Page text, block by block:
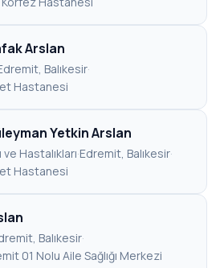
Arslan
Balıkesir·
Hastanesi
Yetkin Arslan
ve Hastalıkları·Edremit, Balıkesir·
Hastanesi
Balıkesir·
01 Nolu Aile Sağlığı Merkezi